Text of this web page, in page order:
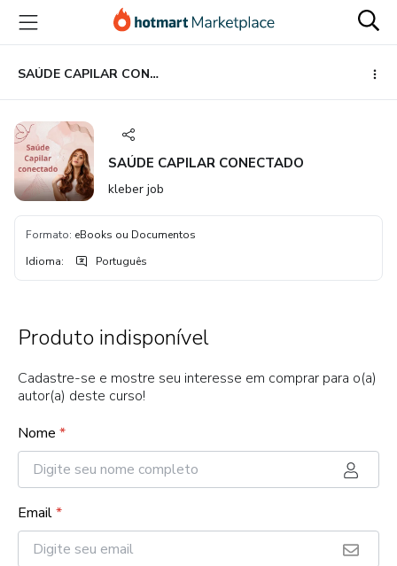
para
conteúdo
principal
para
pagamento
para
rodapé
SAÚDE CAPILAR CONECTADO
SAÚDE CAPILAR CONECTADO
kleber job
Formato: eBooks ou Documentos
Idioma: Português
Produto indisponível
Cadastre-se e mostre seu interesse em comprar para o(a)
autor(a) deste curso!
Nome *
Email*